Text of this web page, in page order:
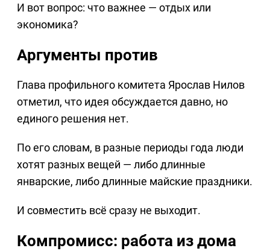
И вот вопрос: что важнее — отдых или
экономика?
Аргументы против
Глава профильного комитета Ярослав Нилов
отметил, что идея обсуждается давно, но
единого решения нет.
По его словам, в разные периоды года люди
хотят разных вещей — либо длинные
январские, либо длинные майские праздники.
И совместить всё сразу не выходит.
Компромисс: работа из дома